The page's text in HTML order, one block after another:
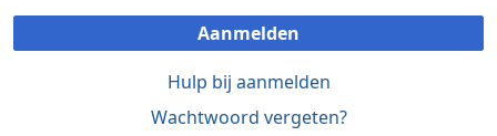
Aanmelden
Hulp bij aanmelden
Wachtwoord vergeten?